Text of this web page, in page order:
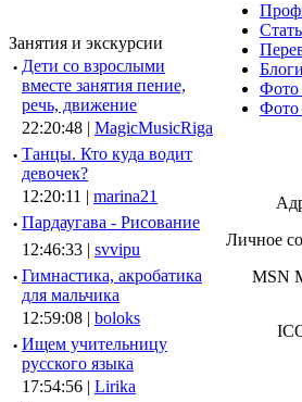
Занятия и экскурсии
· Дети со взрослыми
вместе занятия пение,
речь, движение
22:20:48 | MagicMusicRiga
· Танцы. Кто куда водит
девочек?
12:20:11 | marina21
· Пардаугава - Рисование
12:46:33 | svvipu
· Гимнастика, акробатика
для мальчика
12:59:08 | boloks
· Ищем учительницу
русского языка
17:54:56 | Lirika
Фото
Фото
Личное
MSN